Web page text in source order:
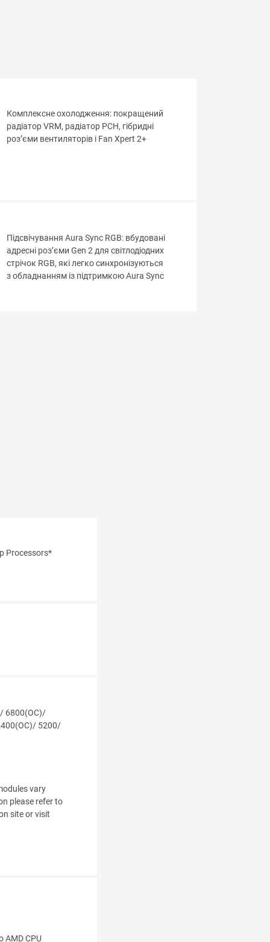
Комплексне охолодження: покращений
радіатор VRM, радіатор PCH, гібридні
роз’єми вентиляторів і Fan Xpert 2+
Підсвічування Aura Sync RGB: вбудовані
адресні роз’єми Gen 2 для світлодіодних
стрічок RGB, які легко синхронізуються
з обладнанням із підтримкою Aura Sync
Processors*
6800(OC)/
5200/
vary
please refer to
site or visit
AMD CPU